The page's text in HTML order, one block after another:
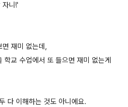
자니!'
면 재미 없는데,
학교 수업에서 또 들으면 재미 없는게
다 이해하는 것도 아니에요.